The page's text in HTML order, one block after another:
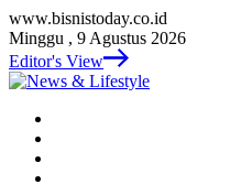
www.bisnistoday.co.id
Minggu , 9 Agustus 2026
Editor's View